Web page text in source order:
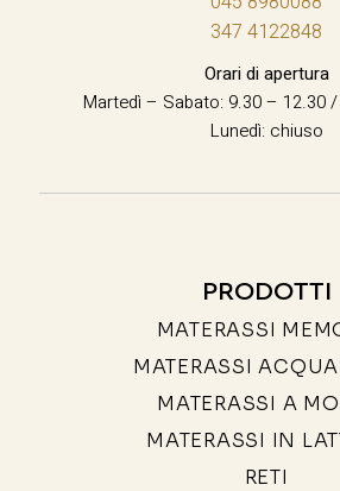
347 4122848
Orari di apertura
Martedì – Sabato: 9.30 – 12.30
Lunedì: chiuso
PRODOTTI
MATERASSI
MATERASSI
MATERASSI A
MATERASSI IN
RETI